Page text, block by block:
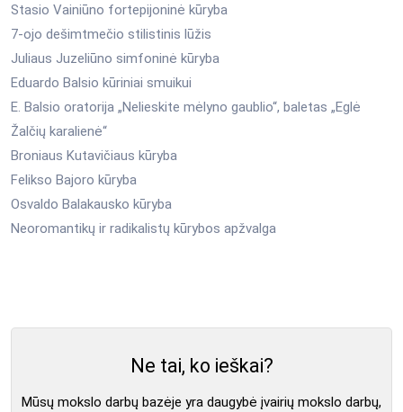
Stasio Vainiūno fortepijoninė kūryba
7-ojo dešimtmečio stilistinis lūžis
Juliaus Juzeliūno simfoninė kūryba
Eduardo Balsio kūriniai smuikui
E. Balsio oratorija „Nelieskite mėlyno gaublio“, baletas „Eglė
Žalčių karalienė“
Broniaus Kutavičiaus kūryba
Felikso Bajoro kūryba
Osvaldo Balakausko kūryba
Neoromantikų ir radikalistų kūrybos apžvalga
Ne tai, ko ieškai?
Mūsų mokslo darbų bazėje yra daugybė įvairių mokslo darbų,